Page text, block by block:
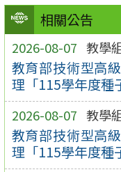
相關公告
2026-08-07 教學
教育部技術型高
理「115學年度種
2026-08-07 教學
教育部技術型高
理「115學年度種